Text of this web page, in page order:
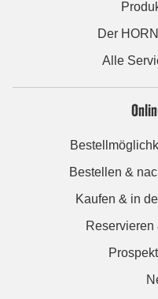
Der
Alle
Bestellen &
Kaufen & in
Reservieren